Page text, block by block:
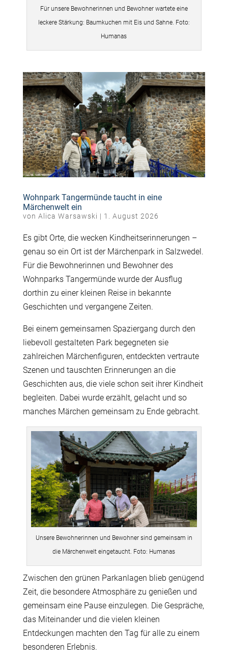
Für unsere Bewohnerinnen und Bewohner wartete eine
leckere Stärkung: Baumkuchen mit Eis und Sahne. Foto:
Humanas
Wohnpark Tangermünde taucht in eine
Märchenwelt ein
von Alica Warsawski | 1. August 2026
Es gibt Orte, die wecken Kindheitserinnerungen –
genau so ein Ort ist der Märchenpark in Salzwedel.
Für die Bewohnerinnen und Bewohner des
Wohnparks Tangermünde wurde der Ausflug
dorthin zu einer kleinen Reise in bekannte
Geschichten und vergangene Zeiten.
Bei einem gemeinsamen Spaziergang durch den
liebevoll gestalteten Park begegneten sie
zahlreichen Märchenfiguren, entdeckten vertraute
Szenen und tauschten Erinnerungen an die
Geschichten aus, die viele schon seit ihrer Kindheit
begleiten. Dabei wurde erzählt, gelacht und so
manches Märchen gemeinsam zu Ende gebracht.
Unsere Bewohnerinnen und Bewohner sind gemeinsam in
die Märchenwelt eingetaucht. Foto: Humanas
Zwischen den grünen Parkanlagen blieb genügend
Zeit, die besondere Atmosphäre zu genießen und
gemeinsam eine Pause einzulegen. Die Gespräche,
das Miteinander und die vielen kleinen
Entdeckungen machten den Tag für alle zu einem
besonderen Erlebnis.